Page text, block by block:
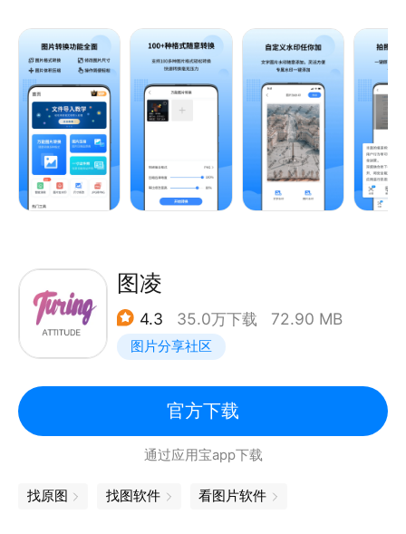
——特色功能——
【万能图片转换】
-支持多种图片格式之间互转，处理速度快。
【图片压缩】
-将大体积的图片压缩，释放更多空间。
-图片尺寸大小裁剪修改，自由调整。
【图片加水印】
-给图片增加属于自己的水印，增加标记。
【图片去水印】
-去除图片上水印，干净无残留。
图凌
4.3 35.0万下载 72.90 MB
图片分享社区
官方下载
通过应用宝app下载
找原图 找图软件 看图片软件